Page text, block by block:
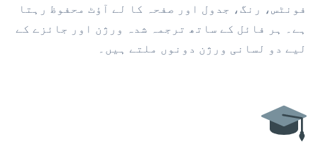
فونٹس، رنگ، جدول اور صفحہ کا لے آؤٹ محفوظ رہتا
ہے۔ ہر فائل کے ساتھ ترجمہ شدہ ورژن اور جائزے کے
لیے دو لسانی ورژن دونوں ملتے ہیں۔